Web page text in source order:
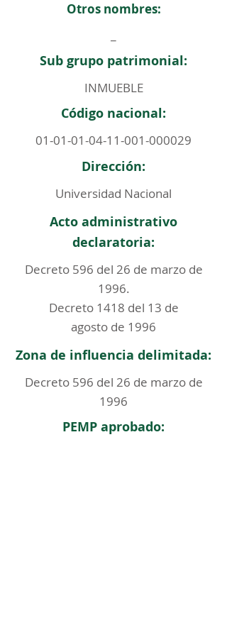
Otros nombres:
Sub grupo patrimonial:
INMUEBLE
Código nacional:
01-01-01-04-11-001-000029
Dirección:
Universidad Nacional
Acto administrativo
declaratoria:
Decreto 596 del 26 de marzo de
1996.
Decreto 1418 del 13 de
agosto de 1996
Zona de influencia delimitada:
Decreto 596 del 26 de marzo de
1996
PEMP aprobado: